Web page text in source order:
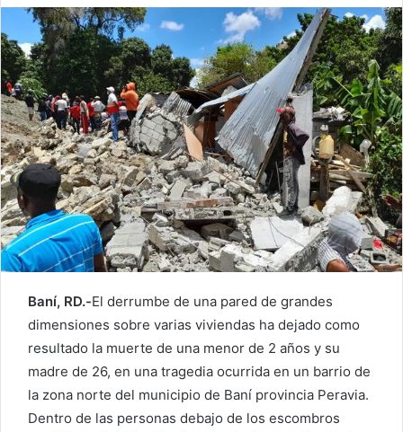
Baní, RD.-El derrumbe de una pared de grandes
dimensiones sobre varias viviendas ha dejado como
resultado la muerte de una menor de 2 años y su
madre de 26, en una tragedia ocurrida en un barrio de
la zona norte del municipio de Baní provincia Peravia.
Dentro de las personas debajo de los escombros